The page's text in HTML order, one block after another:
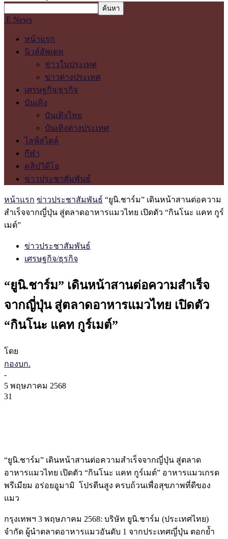
E News
หน้าแรก
นิวส์อัพเดท
ข่าวในประเทศ
ข่าวต่างประเทศ
เศรษฐกิจ/ธุรกิจ
บันเทิง
บันเทิงไทย
บันเทิงต่างประเทศ
ไลฟ์สไตล์
กีฬา
คลิปวิดีโอ
ข่าวประชาสัมพันธ์
หน้าแรก ข่าวประชาสัมพันธ์ “ยูนิ.ชาร์ม” เดินหน้าสานต่อความ
สำเร็จจากญี่ปุ่น สู่ตลาดอาหารแมวไทย เปิดตัว “กินโนะ แคท กูร์
เมต์”
ข่าวประชาสัมพันธ์
เศรษฐกิจ/ธุรกิจ
“ยูนิ.ชาร์ม” เดินหน้าสานต่อความสำเร็จ
จากญี่ปุ่น สู่ตลาดอาหารแมวไทย เปิดตัว
“กินโนะ แคท กูร์เมต์”
โดย
กองบก.
-
5 พฤษภาคม 2568
31
“ยูนิ.ชาร์ม” เดินหน้าสานต่อความสำเร็จจากญี่ปุ่น สู่ตลาด
อาหารแมวไทย เปิดตัว “กินโนะ แคท กูร์เมต์” อาหารแมวเกรด
พรีเมียม อร่อยอูมามิ โปรตีนสูง ครบถ้วนเพื่อสุขภาพที่ดีของ
แมว
กรุงเทพฯ 3 พฤษภาคม 2568: บริษัท ยูนิ.ชาร์ม (ประเทศไทย)
จำกัด ผู้นำตลาดอาหารแมวอันดับ 1 จากประเทศญี่ปุ่น ตอกย้ำ